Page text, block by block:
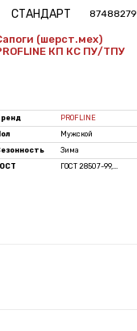
СТАНДАРТ 87488279
(шерст.мех)
КП КС ПУ/ТПУ
PROFLINE
Мужской
Зима
ГОСТ 28507-99,...